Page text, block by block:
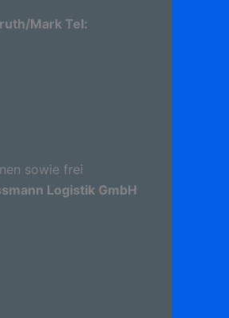
Mark Tel:
sowie frei
Logistik GmbH